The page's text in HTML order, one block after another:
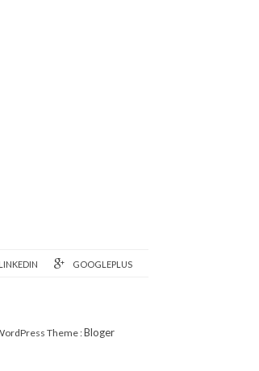
LINKEDIN GOOGLEPLUS
Theme :Bloger